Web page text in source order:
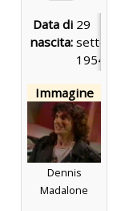
Data di
nascita:
29
1954
Immagine
Dennis
Madalone